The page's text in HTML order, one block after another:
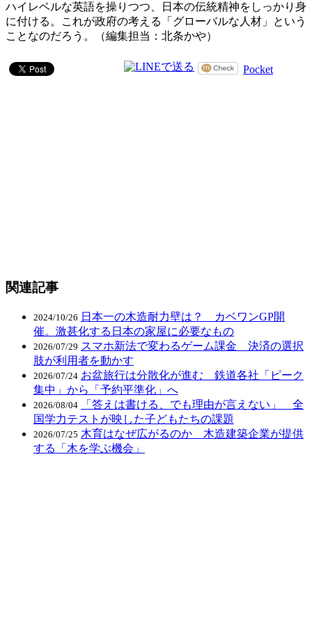
ハイレベルな英語を操りつつ、日本の伝統精神をしっかり身
に付ける。これが政府の考える「グローバルな人材」という
ことなのだろう。（編集担当：北条かや）
Pocket
関連記事
2024/10/26 日本一の木造耐力壁は？ カベワンGP開
催。激甚化する日本の家屋に必要なもの
2026/07/29 スマホ新法で変わるゲーム課金 決済の選択
肢が利用者を動かす
2026/07/24 お盆旅行は分散化が進む 鉄道各社「ピーク
集中」から「予約平準化」へ
2026/08/04
「答えは書ける、でも理由が言えない」 全
国学力テストが映した子どもたちの課題
2026/07/25 木育はなぜ広がるのか 木造建築企業が提供
する「木を学ぶ機会」